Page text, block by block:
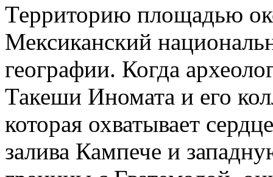
Территорию площадью
Мексиканский
географии. Когда
Такеши Иномата и его
которая охватывает
залива Кампече и